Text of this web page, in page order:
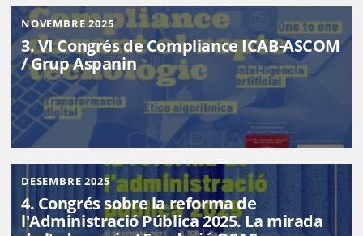
NOVEMBRE 2025
3. VI Congrés de Compliance ICAB-ASCOM
/ Grup Aspanin
DESEMBRE 2025
4. Congrés sobre la reforma de
l'Administració Pública 2025. La mirada